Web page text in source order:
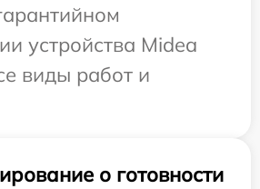
устройства Midea
виды работ и
о готовности